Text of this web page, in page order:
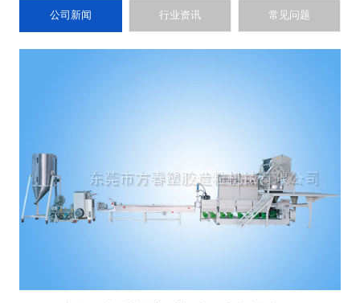
公司新闻 行业资讯 常见问题